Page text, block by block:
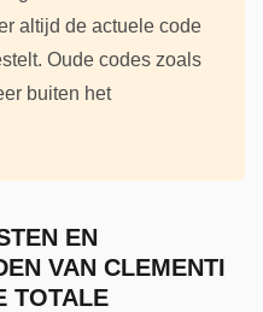
altijd de actuele code
Oude codes zoals
buiten het
EN
VAN CLEMENTI
TOTALE